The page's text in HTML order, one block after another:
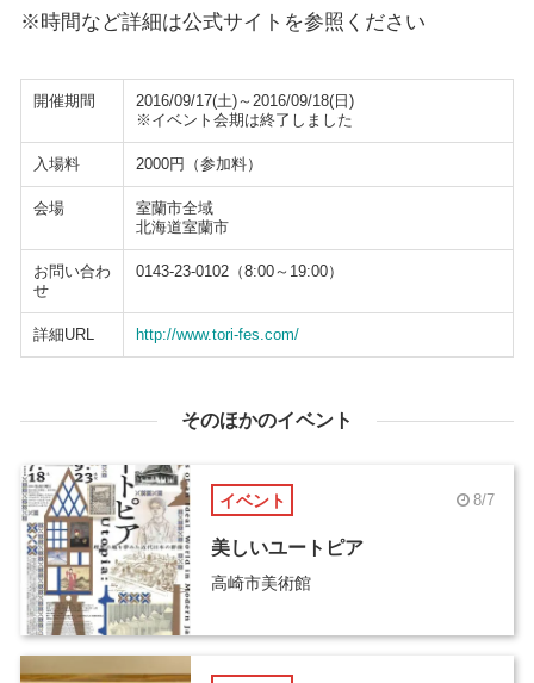
※時間など詳細は公式サイトを参照ください
開催期間
2016/09/17(土)～2016/09/18(日)
※イベント会期は終了しました
入場料 2000円（参加料）
会場
室蘭市全域
北海道室蘭市
お問い合わ
せ
0143-23-0102（8:00～19:00）
詳細URL http://www.tori-fes.com/
そのほかのイベント
イベント 8/7
美しいユートピア
高崎市美術館